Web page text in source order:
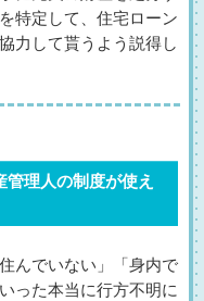
特定して、住宅ローン
力して貰うよう説得し
理人の制度が使え
んでいない」「身内で
った本当に行方不明に